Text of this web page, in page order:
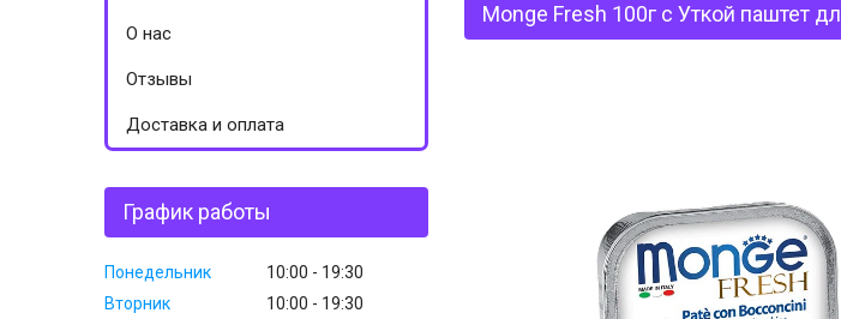
Monge Fresh 100г с Уткой паштет
О нас
Отзывы
Доставка и оплата
График работы
Понедельник 10:00
19:30
Вторник
10:00
19:30